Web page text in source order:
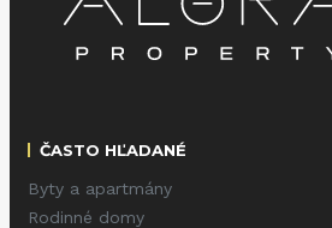
ČASTO HĽADANÉ
Byty a apartmány
Rodinné domy